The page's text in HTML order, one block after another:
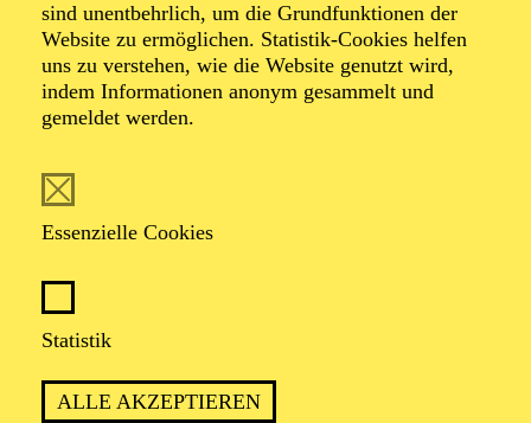
sind unentbehrlich, um die Grundfunktionen der
Website zu ermöglichen. Statistik-Cookies helfen
uns zu verstehen, wie die Website genutzt wird,
indem Informationen anonym gesammelt und
gemeldet werden.
Essenzielle Cookies
Statistik
ALLE AKZEPTIEREN
KS. Marie-Helen
Joël
Marie-Helen Joël (Mezzosopran) aus Aachen studierte
zunächst Schulmusik, dann Gesang in Köln und
absolvierte ihren Master of Music-Education 2009 in
Bonn ans Aalto-Theater, wo sie u. a. als Maddalena